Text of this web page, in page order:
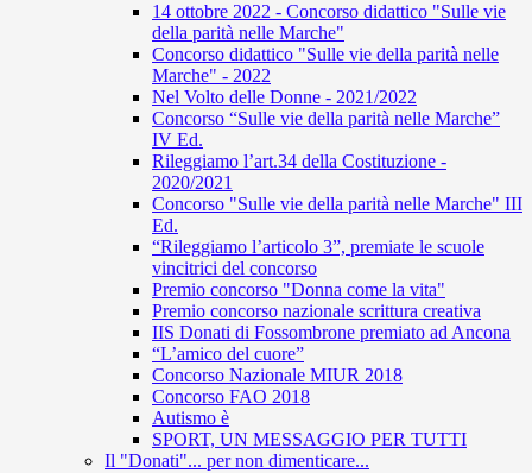
14 ottobre 2022 - Concorso didattico "Sulle vie
della parità nelle Marche"
Concorso didattico "Sulle vie della parità nelle
Marche" - 2022
Nel Volto delle Donne - 2021/2022
Concorso “Sulle vie della parità nelle Marche”
IV Ed.
Rileggiamo l’art.34 della Costituzione -
2020/2021
Concorso "Sulle vie della parità nelle Marche" III
Ed.
“Rileggiamo l’articolo 3”, premiate le scuole
vincitrici del concorso
Premio concorso "Donna come la vita"
Premio concorso nazionale scrittura creativa
IIS Donati di Fossombrone premiato ad Ancona
“L’amico del cuore”
Concorso Nazionale MIUR 2018
Concorso FAO 2018
Autismo è
SPORT, UN MESSAGGIO PER TUTTI
Il "Donati"... per non dimenticare...